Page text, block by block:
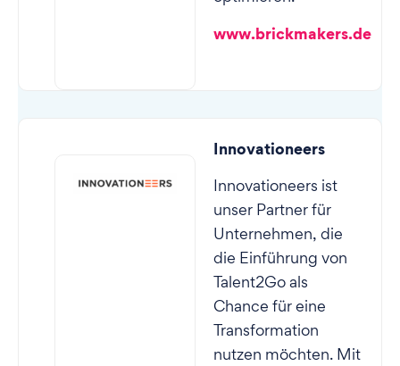
www.brickmakers.de
Innovationeers
Innovationeers ist
unser Partner für
Unternehmen, die
die Einführung von
Talent2Go als
Chance für eine
Transformation
nutzen möchten. Mit